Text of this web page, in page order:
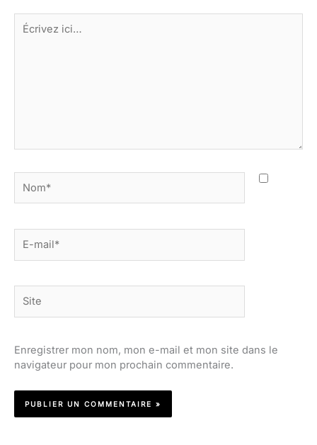
Écrivez
ici…
mail*
Enregistrer mon nom, mon e-mail et mon site dans le
navigateur pour mon prochain commentaire.